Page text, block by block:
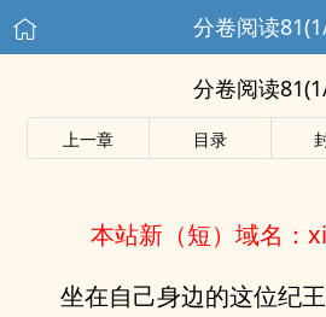
分卷阅读
分卷阅读
上一章 目录
本站新（短）域名：
坐在自己身边的这位纪